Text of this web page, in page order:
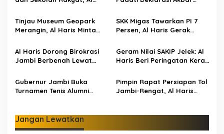
i
p
o
s
Pendidikan dan
Infrastruktur
Judi Online dan
Radikalisme
Tinjau Museum Geopark
Merangin, Al Haris Minta
dan Tambah Koleksi
SKK Migas Tawarkan PI 7
Persen, Al Haris Gerak
BUMD dan Pansus
Al Haris Dorong Birokrasi
Jambi Berbenah Lewat
Geram Nilai SAKIP Jelek: Al
Haris Beri Peringatan Keras
Gubernur Jambi Buka
Turnamen Tenis Alumni
Pimpin Rapat Persiapan Tol
Jambi-Rengat, Al Haris
dan Adil
Jangan Lewatkan